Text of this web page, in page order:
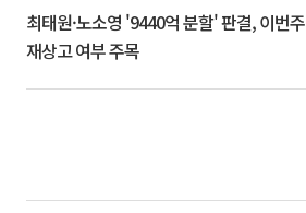
최태원·노소영 '9440억 분할' 판결, 이번주
재상고 여부 주목